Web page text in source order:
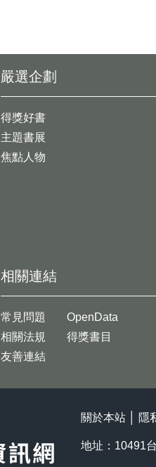
嚴選企劃
得獎好書
主題書展
焦點人物
相關連結
常見問題
相關法規
友善連結
OpenData
得獎書目
關於本站 隱
地址：10491